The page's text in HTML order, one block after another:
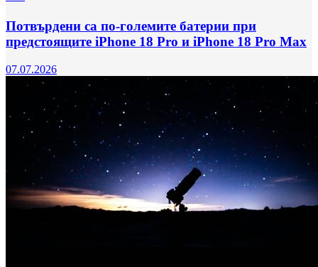
Потвърдени са по-големите батерии при
предстоящите iPhone 18 Pro и iPhone 18 Pro Max
07.07.2026